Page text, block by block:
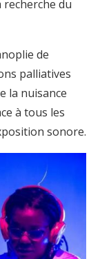
du
de
palliatives
la nuisance
à tous les
sonore.